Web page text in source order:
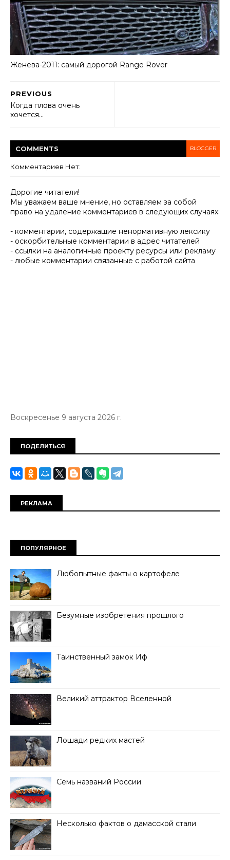
Женева-2011: самый дорогой Range Rover
PREVIOUS
Когда плова очень
хочется…
COMMENTS BLOGGER
Комментариев Нет:
Дорогие читатели!
Мы уважаем ваше мнение, но оставляем за собой
право на удаление комментариев в следующих случаях:
- комментарии, содержащие ненормативную лексику
- оскорбительные комментарии в адрес читателей
- ссылки на аналогичные проекту ресурсы или рекламу
- любые комментарии связанные с работой сайта
Воскресенье 9 августа 2026 г.
ПОДЕЛИТЬСЯ
РЕКЛАМА
ПОПУЛЯРНОЕ
Любопытные факты о картофеле
Безумные изобретения прошлого
Таинственный замок Иф
Великий аттрактор Вселенной
Лошади редких мастей
Семь названий России
Несколько фактов о дамасской стали